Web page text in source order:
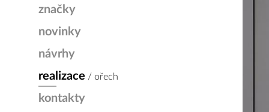
značky
novinky
návrhy
realizace / ořech
kontakty